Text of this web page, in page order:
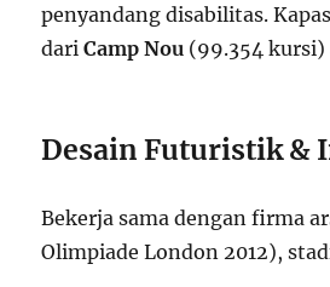
penyandang disabilitas.
dari Camp Nou(99.354 kursi)
Desain Futuristik &
Bekerja sama dengan firma
Olimpiade London 2012),